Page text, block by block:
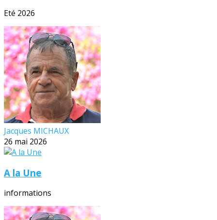
Eté 2026
Jacques MICHAUX
26 mai 2026
A la Une
informations